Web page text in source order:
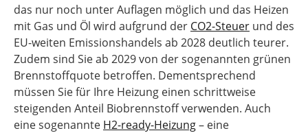
das nur noch unter Auflagen möglich und das Heizen
mit Gas und Öl wird aufgrund der CO2-Steuer und des
EU-weiten Emissionshandels ab 2028 deutlich teurer.
Zudem sind Sie ab 2029 von der sogenannten grünen
Brennstoffquote betroffen. Dementsprechend
müssen Sie für Ihre Heizung einen schrittweise
steigenden Anteil Biobrennstoff verwenden. Auch
eine sogenannte H2-ready-Heizung– eine